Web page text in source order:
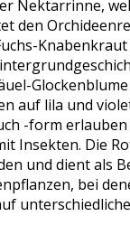
Nektarrinne,
den
auf lila und
-form erlauben
Insekten. Die
und dient als
bei